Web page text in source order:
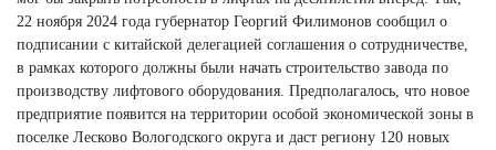
22 ноября 2024 года губернатор Георгий Филимонов сообщил о
подписании с китайской делегацией соглашения о сотрудничестве,
в рамках которого должны были начать строительство завода по
производству лифтового оборудования. Предполагалось, что новое
предприятие появится на территории особой экономической зоны в
поселке Лесково Вологодского округа и даст региону 120 новых